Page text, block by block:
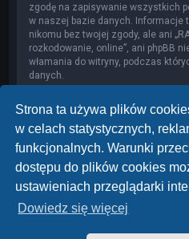
Strona ta używa plików
w celach statystycznych,
funkcjonalnych. Warunki
dostępu do plików cookies
ustawieniach przeglądarki
Dowiedz się więcej
zgodę na zapisywanie wszystkich
w naszej bazie danych. Informacje
nikomu bez twojej zgody, ale ani
rozkodowanie, online”, ani phpBB
włamania do witryny, podczas
danych.
Strona główna